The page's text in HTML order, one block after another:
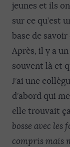
jeunes et ils
sur ce qu’est
base de
Après, il y a
souvent là et
J’ai une
d’abord qui
elle trouvait
bosse avec les
compris mais